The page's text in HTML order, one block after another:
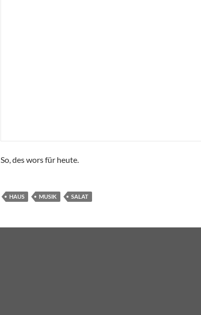
So, des wors für heute.
HAUS MUSIK SALAT